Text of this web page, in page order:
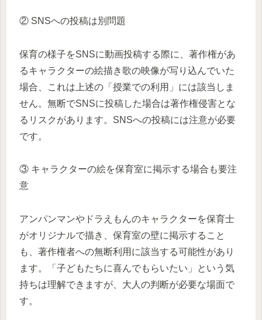
② SNSへの投稿は別問題
保育の様子をSNSに動画投稿する際に、著作権があ
るキャラクターの絵描き歌の映像が写り込んでいた
場合、これは上述の「授業での利用」には該当しま
せん。無断でSNSに投稿した場合は著作権侵害とな
るリスクがあります。SNSへの投稿には注意が必要
です。
③ キャラクターの絵を保育室に掲示する場合も要注
意
アンパンマンやドラえもんのキャラクターを保育士
がオリジナルで描き、保育室の壁に掲示すること
も、著作権者への無断利用に該当する可能性があり
ます。「子どもたちに喜んでもらいたい」という気
持ちは理解できますが、大人の判断が必要な場面で
す。